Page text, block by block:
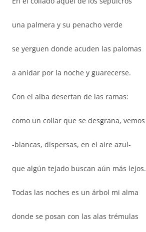
una palmera y su penacho verde
se yerguen donde acuden las palomas
a anidar por la noche y guarecerse.
Con el alba desertan de las ramas:
como un collar que se desgrana, vemos
-blancas, dispersas, en el aire azul-
que algún tejado buscan aún más lejos.
Todas las noches es un árbol mi alma
donde se posan con las alas trémulas